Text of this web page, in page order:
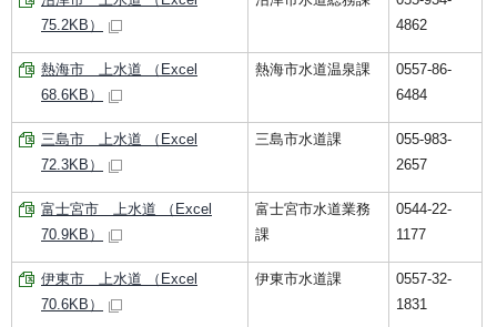
75.2KB）
4862
熱海市 上水道 （Excel
68.6KB）
熱海市水道温泉課
0557-86-
6484
三島市 上水道 （Excel
72.3KB）
三島市水道課
055-983-
2657
富士宮市 上水道 （Excel
70.9KB）
富士宮市水道業務
課
0544-22-
1177
伊東市 上水道 （Excel
70.6KB）
伊東市水道課
0557-32-
1831